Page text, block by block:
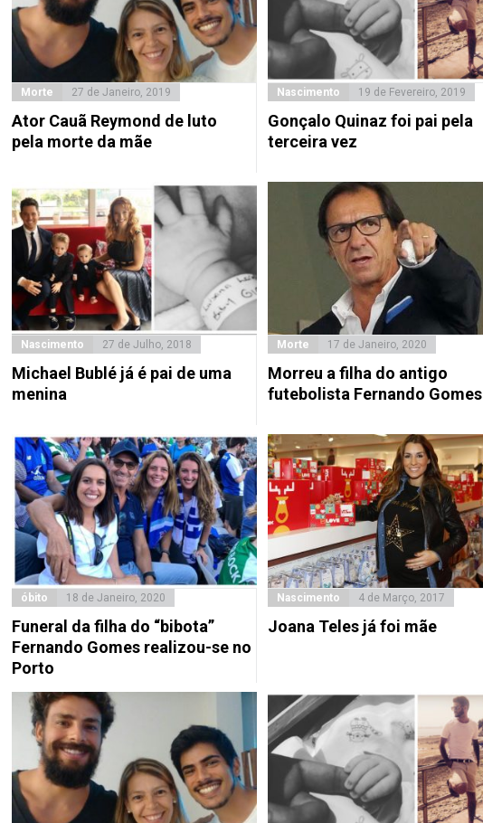
Morte 27 de Janeiro, 2019
Ator Cauã Reymond de luto
pela morte da mãe
Nascimento 19 de Fevereiro, 2019
Gonçalo Quinaz foi pai pela
terceira vez
Nascimento 27 de Julho, 2018
Michael Bublé já é pai de uma
menina
Morte 17 de Janeiro, 2020
Morreu a filha do antigo
futebolista Fernando Gomes
óbito 18 de Janeiro, 2020
Funeral da filha do “bibota”
Fernando Gomes realizou-se no
Porto
Nascimento 4 de Março, 2017
Joana Teles já foi mãe